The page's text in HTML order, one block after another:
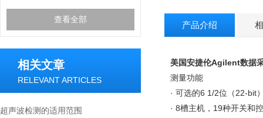
查看全部
相关文章
RELEVANT ARTICLES
超声波检测的适用范围
产品介绍
美国安捷伦Agilent数据
测量功能
· 可选的6 1/2位（22-bit
· 8槽主机，19种开关和